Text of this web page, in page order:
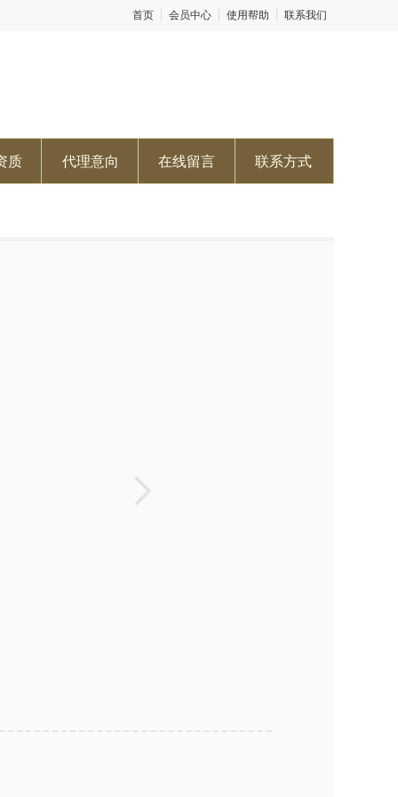
首页 会员中心 使用帮助 联系我们
质 代理意向 在线留言 联系方式